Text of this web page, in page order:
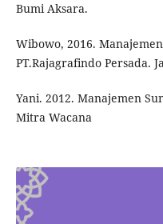
Bumi Aksara.
Wibowo, 2016.
PT.Rajagrafindo Persada.
Yani. 2012. Manajemen
Mitra Wacana